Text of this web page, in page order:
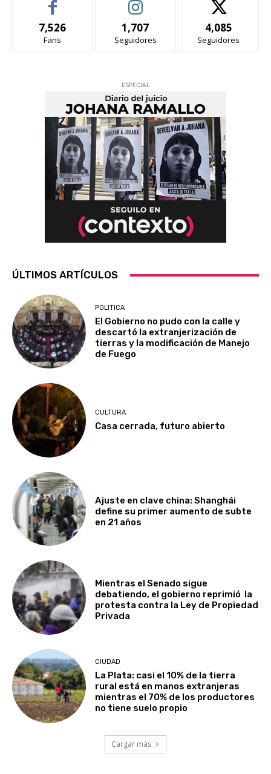
7,526
Fans
1,707
Seguidores
4,085
Seguidores
ESPECIAL
ÚLTIMOS ARTÍCULOS
POLITICA
El Gobierno no pudo con la calle y
descartó la extranjerización de
tierras y la modificación de Manejo
de Fuego
CULTURA
Casa cerrada, futuro abierto
Ajuste en clave china: Shanghái
define su primer aumento de subte
en 21 años
Mientras el Senado sigue
debatiendo, el gobierno reprimió la
protesta contra la Ley de Propiedad
Privada
CIUDAD
La Plata: casi el 10% de la tierra
rural está en manos extranjeras
mientras el 70% de los productores
no tiene suelo propio
Cargar más